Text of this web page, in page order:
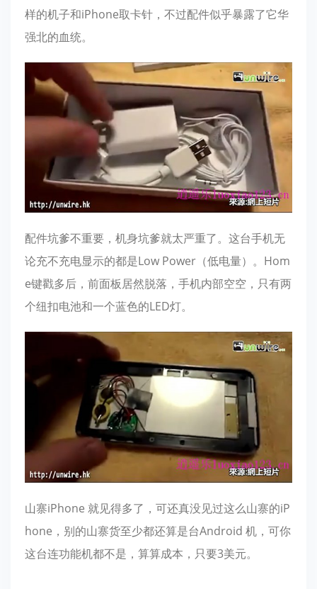
样的机子和iPhone取卡针，不过配件似乎暴露了它华
强北的血统。
配件坑爹不重要，机身坑爹就太严重了。这台手机无
论充不充电显示的都是Low Power（低电量）。Hom
e键戳多后，前面板居然脱落，手机内部空空，只有两
个纽扣电池和一个蓝色的LED灯。
山寨iPhone 就见得多了，可还真没见过这么山寨的iP
hone，别的山寨货至少都还算是台Android 机，可你
这台连功能机都不是，算算成本，只要3美元。